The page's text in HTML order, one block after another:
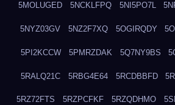
5MOLUGED 5NCKLFPQ 5NI5PO7L
5NYZ03GV 5NZ2F7XQ 5OGIRQDY
5PI2KCCW 5PMRZDAK 5Q7NY9BS
5RALQ21C 5RBG4E64 5RCDBBFD
5RZ72FTS 5RZPCFKF 5RZQDHMO